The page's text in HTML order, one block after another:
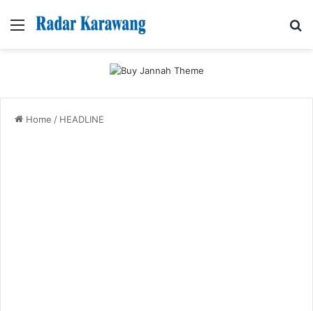
Menu
Home / HEADLINE